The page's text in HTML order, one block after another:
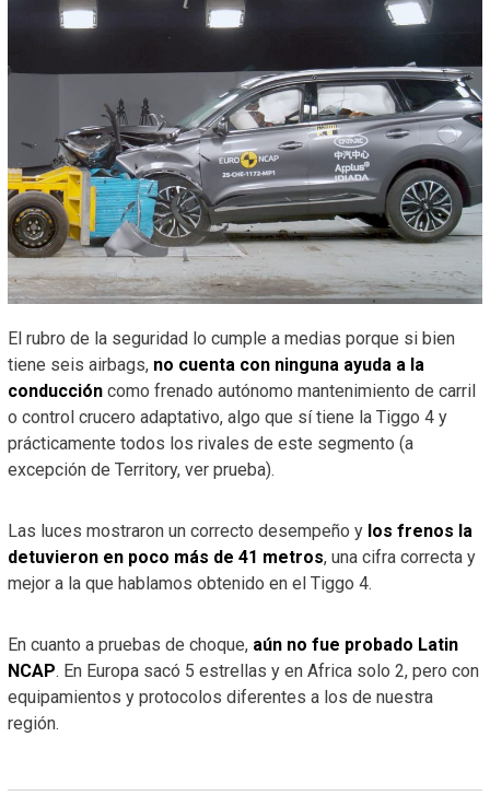
El rubro de la seguridad lo cumple a medias porque si bien
tiene seis airbags, no cuenta con ninguna ayuda a la
conduccióncomo frenado autónomo mantenimiento de carril
o control crucero adaptativo, algo que sí tiene la Tiggo 4 y
prácticamente todos los rivales de este segmento (a
excepción de Territory, ver prueba).
Las luces mostraron un correcto desempeño y los frenos la
detuvieron en poco más de 41 metros, una cifra correcta y
mejor a la que hablamos obtenido en el Tiggo 4.
En cuanto a pruebas de choque, aún no fue probado Latin
NCAP. En Europa sacó 5 estrellas y en Africa solo 2, pero con
equipamientos y protocolos diferentes a los de nuestra
región.